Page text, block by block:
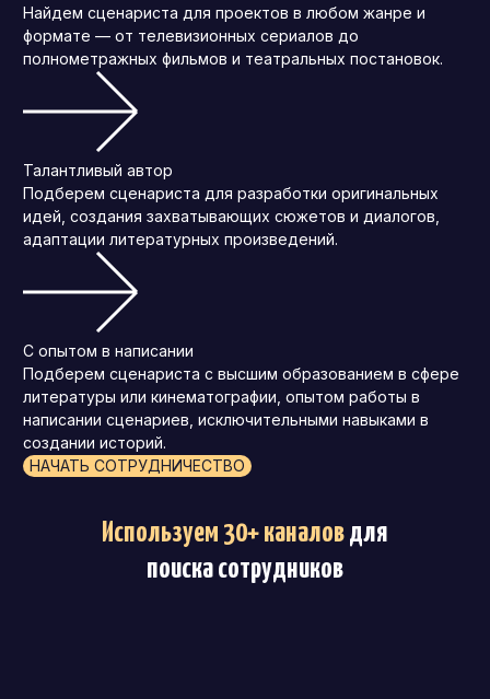
Найдем сценариста для проектов в любом жанре и
формате — от телевизионных сериалов до
полнометражных фильмов и театральных постановок.
Талантливый автор
Подберем сценариста для разработки оригинальных
идей, создания захватывающих сюжетов и диалогов,
адаптации литературных произведений.
С опытом в написании
Подберем сценариста с высшим образованием в сфере
литературы или кинематографии, опытом работы в
написании сценариев, исключительными навыками в
создании историй.
НАЧАТЬ СОТРУДНИЧЕСТВО
Используем 30+ каналовдля
поиска сотрудников